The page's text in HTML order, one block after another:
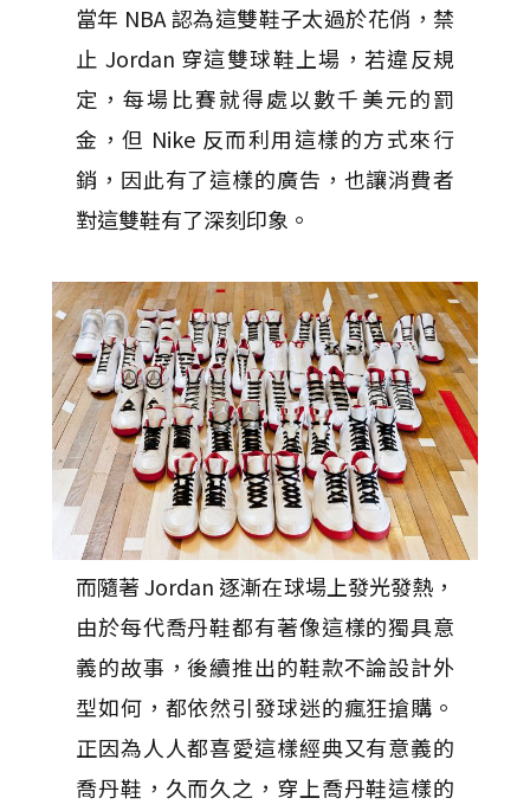
當年 NBA 認為這雙鞋子太過於花俏，禁
止 Jordan 穿這雙球鞋上場，若違反規
定，每場比賽就得處以數千美元的罰
金，但 Nike 反而利用這樣的方式來行
銷，因此有了這樣的廣告，也讓消費者
對這雙鞋有了深刻印象。
而隨著 Jordan 逐漸在球場上發光發熱，
由於每代喬丹鞋都有著像這樣的獨具意
義的故事，後續推出的鞋款不論設計外
型如何，都依然引發球迷的瘋狂搶購。
正因為人人都喜愛這樣經典又有意義的
喬丹鞋，久而久之，穿上喬丹鞋這樣的